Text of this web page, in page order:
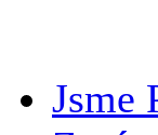
Jsme